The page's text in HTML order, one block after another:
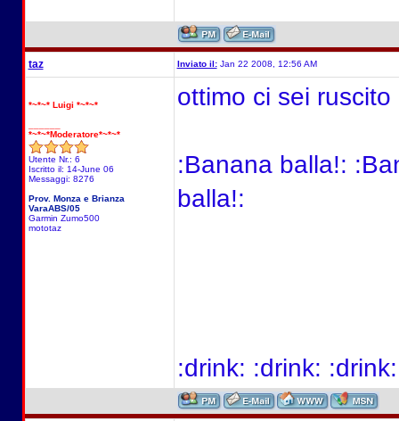
taz Inviato il:Jan 22 2008, 12:56 AM
*~*~* Luigi *~*~*
*~*~*Moderatore*~*~*
Utente Nr.: 6
Iscritto il: 14-June 06
Messaggi: 8276
Prov. Monza e Brianza
VaraABS/05
Garmin Zumo500
mototaz
ottimo ci sei ruscito
:Banana balla!:
balla!:
:drink: :drink: :drink: